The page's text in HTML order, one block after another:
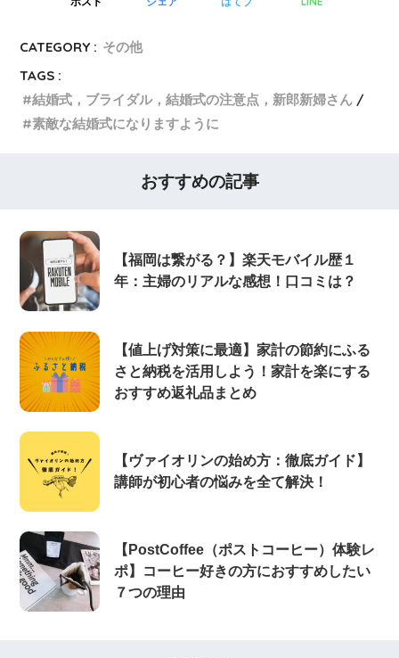
CATEGORY : その他
TAGS :
結婚式，ブライダル，結婚式の注意点，新郎新婦さん
素敵な結婚式になりますように
おすすめの記事
【福岡は繋がる？】楽天モバイル歴１
年：主婦のリアルな感想！口コミは？
【値上げ対策に最適】家計の節約にふる
さと納税を活用しよう！家計を楽にする
おすすめ返礼品まとめ
【ヴァイオリンの始め方：徹底ガイド】
講師が初心者の悩みを全て解決！
【PostCoffee（ポストコーヒー）体験レ
ポ】コーヒー好きの方におすすめしたい
７つの理由